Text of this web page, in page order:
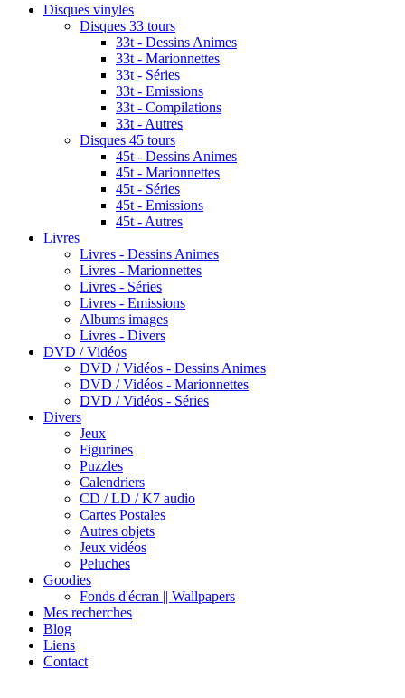
Disques vinyles
Disques 33 tours
33t - Dessins Animes
33t - Marionnettes
33t - Séries
33t - Emissions
33t - Compilations
33t - Autres
Disques 45 tours
45t - Dessins Animes
45t - Marionnettes
45t - Séries
45t - Emissions
45t - Autres
Livres
Livres - Dessins Animes
Livres - Marionnettes
Livres - Séries
Livres - Emissions
Albums images
Livres - Divers
DVD / Vidéos
DVD / Vidéos - Dessins Animes
DVD / Vidéos - Marionnettes
DVD / Vidéos - Séries
Divers
Jeux
Figurines
Puzzles
Calendriers
CD / LD / K7 audio
Cartes Postales
Autres objets
Jeux vidéos
Peluches
Goodies
Fonds d'écran || Wallpapers
Mes recherches
Blog
Liens
Contact